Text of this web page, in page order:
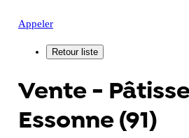
Appeler
Vente -
Essonne (91)